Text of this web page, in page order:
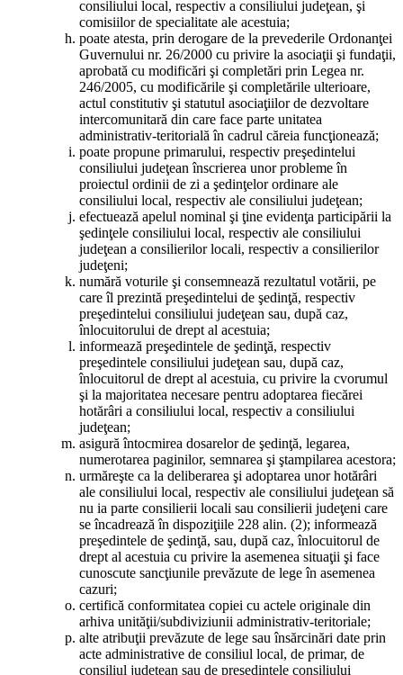
consiliului local, respectiv a consiliului judeţean, şi
comisiilor de specialitate ale acestuia;
poate atesta, prin derogare de la prevederile Ordonanţei
Guvernului nr. 26/2000 cu privire la asociaţii şi fundaţii,
aprobată cu modificări şi completări prin Legea nr.
246/2005, cu modificările şi completările ulterioare,
actul constitutiv şi statutul asociaţiilor de dezvoltare
intercomunitară din care face parte unitatea
administrativ-teritorială în cadrul căreia funcţionează;
poate propune primarului, respectiv preşedintelui
consiliului judeţean înscrierea unor probleme în
proiectul ordinii de zi a şedinţelor ordinare ale
consiliului local, respectiv ale consiliului judeţean;
efectuează apelul nominal şi ţine evidenţa participării la
şedinţele consiliului local, respectiv ale consiliului
judeţean a consilierilor locali, respectiv a consilierilor
judeţeni;
numără voturile şi consemnează rezultatul votării, pe
care îl prezintă preşedintelui de şedinţă, respectiv
preşedintelui consiliului judeţean sau, după caz,
înlocuitorului de drept al acestuia;
informează preşedintele de şedinţă, respectiv
preşedintele consiliului judeţean sau, după caz,
înlocuitorul de drept al acestuia, cu privire la cvorumul
şi la majoritatea necesare pentru adoptarea fiecărei
hotărâri a consiliului local, respectiv a consiliului
judeţean;
asigură întocmirea dosarelor de şedinţă, legarea,
numerotarea paginilor, semnarea şi ştampilarea acestora;
urmăreşte ca la deliberarea şi adoptarea unor hotărâri
ale consiliului local, respectiv ale consiliului judeţean să
nu ia parte consilierii locali sau consilierii judeţeni care
se încadrează în dispoziţiile 228 alin. (2); informează
preşedintele de şedinţă, sau, după caz, înlocuitorul de
drept al acestuia cu privire la asemenea situaţii şi face
cunoscute sancţiunile prevăzute de lege în asemenea
cazuri;
certifică conformitatea copiei cu actele originale din
arhiva unităţii/subdiviziunii administrativ-teritoriale;
alte atribuţii prevăzute de lege sau însărcinări date prin
acte administrative de consiliul local, de primar, de
consiliul judeţean sau de preşedintele consiliului